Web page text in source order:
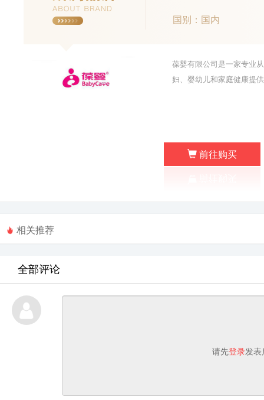
国别：国内
葆婴有限公司是一家专业
妇、婴幼儿和家庭健康提
前往购买
相关推荐
全部评论
请先登录发表